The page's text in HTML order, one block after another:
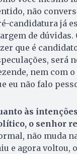
não
candidatura já
de
que é
será
nem com
eu não falo
às
o senhor
não muda
e agora voltou,